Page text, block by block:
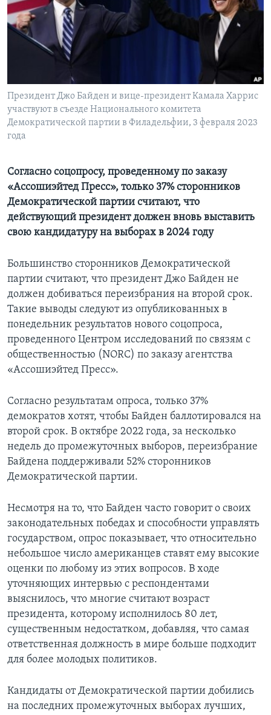
Learning English
СОЦИАЛЬНЫЕ СЕТИ
Языки
Президент Джо Байден и вице-президент Камала Харрис
участвуют в съезде Национального комитета
Демократической партии в Филадельфии, 3 февраля 2023
года
Согласно соцопросу, проведенному по заказу
«Ассошиэйтед Пресс», только 37% сторонников
Демократической партии считают, что
действующий президент должен вновь выставить
свою кандидатуру на выборах в 2024 году
Большинство сторонников Демократической
партии считают, что президент Джо Байден не
должен добиваться переизбрания на второй срок.
Такие выводы следуют из опубликованных в
понедельник результатов нового соцопроса,
проведенного Центром исследований по связям с
общественностью (NORC) по заказу агентства
«Ассошиэйтед Пресс».
Согласно результатам опроса, только 37%
демократов хотят, чтобы Байден баллотировался на
второй срок. В октябре 2022 года, за несколько
недель до промежуточных выборов, переизбрание
Байдена поддерживали 52% сторонников
Демократической партии.
Несмотря на то, что Байден часто говорит о своих
законодательных победах и способности управлять
государством, опрос показывает, что относительно
небольшое число американцев ставят ему высокие
оценки по любому из этих вопросов. В ходе
уточняющих интервью с респондентами
выяснилось, что многие считают возраст
президента, которому исполнилось 80 лет,
существенным недостатком, добавляя, что самая
ответственная должность в мире больше подходит
для более молодых политиков.
Кандидаты от Демократической партии добились
на последних промежуточных выборах лучших,